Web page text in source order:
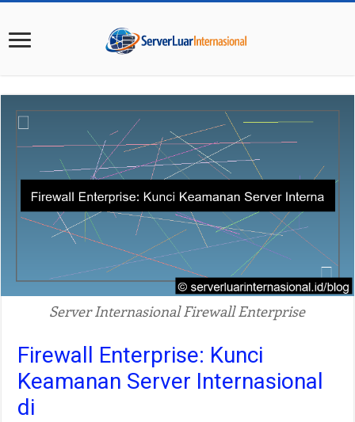
Server Internasional Firewall Enterprise
Firewall Enterprise: Kunci
Keamanan Server Internasional
di